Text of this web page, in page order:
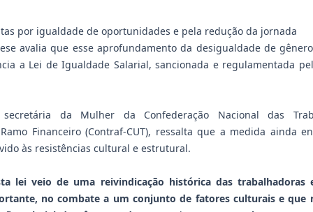
por igualdade de oportunidades e pela redução da jornada
avalia que esse aprofundamento da desigualdade de
a Lei de Igualdade Salarial, sancionada e regulamentada
secretária da Mulher da Confederação Nacional das
Financeiro (Contraf-CUT), ressalta que a medida ainda
às resistências cultural e estrutural.
lei veio de uma reivindicação histórica das
no combate a um conjunto de fatores culturais e que